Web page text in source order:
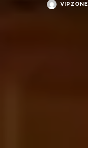
VIPZONE